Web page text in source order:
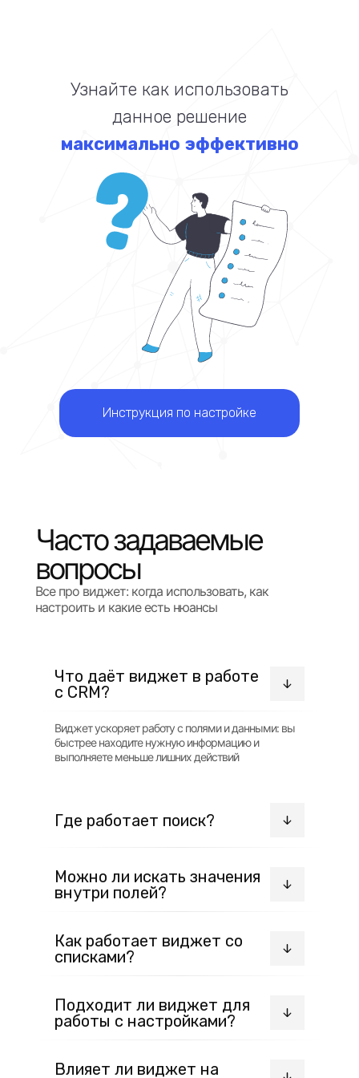
Узнайте как использовать
данное решение
максимально эффективно
Инструкция по настройке
Часто задаваемые
вопросы
Все про виджет: когда использовать, как
настроить и какие есть нюансы
Что даёт виджет в работе
с CRM?
Виджет ускоряет работу с полями и данными: вы
быстрее находите нужную информацию и
выполняете меньше лишних действий
Где работает поиск?
настройках, фильтрах и даже в шаблонах писем
Можно ли искать значения
внутри полей?
полях и фильтрах
Как работает виджет со
списками?
мультисписках через кнопки “+” и “−” и
использовать их в других полях
Подходит ли виджет для
работы с настройками?
amoCRM
Влияет ли виджет на